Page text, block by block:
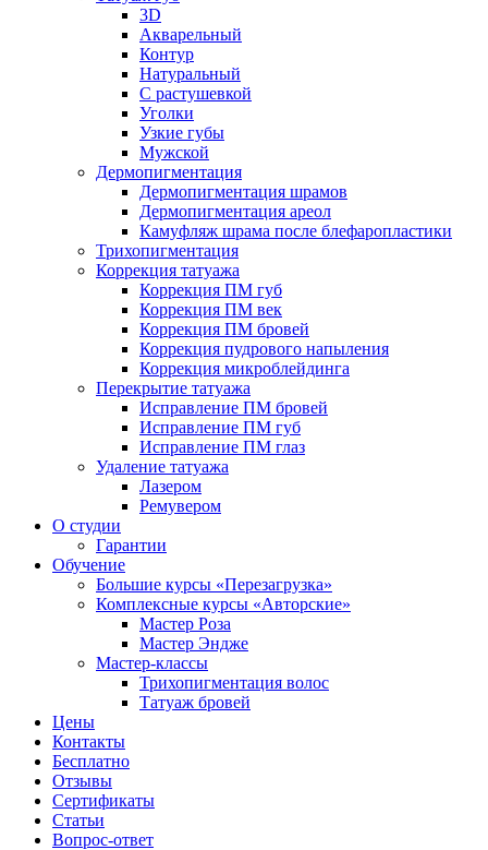
3D
Акварельный
Контур
Натуральный
С растушевкой
Уголки
Узкие губы
Мужской
Дермопигментация
Дермопигментация шрамов
Дермопигментация ареол
Камуфляж шрама после блефаропластики
Трихопигментация
Коррекция татуажа
Коррекция ПМ губ
Коррекция ПМ век
Коррекция ПМ бровей
Коррекция пудрового напыления
Коррекция микроблейдинга
Перекрытие татуажа
Исправление ПМ бровей
Исправление ПМ губ
Исправление ПМ глаз
Удаление татуажа
Лазером
Ремувером
О студии
Гарантии
Обучение
Большие курсы «Перезагрузка»
Комплексные курсы «Авторские»
Мастер Роза
Мастер Эндже
Мастер-классы
Трихопигментация волос
Татуаж бровей
Цены
Контакты
Бесплатно
Отзывы
Сертификаты
Статьи
Вопрос-ответ